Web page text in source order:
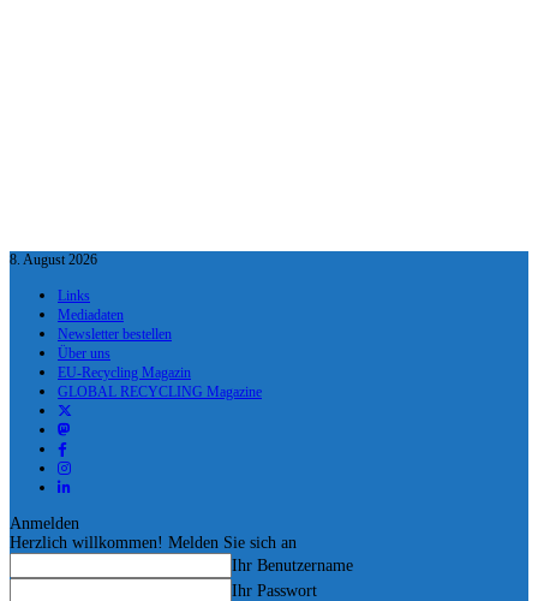
8. August 2026
Links
Mediadaten
Newsletter bestellen
Über uns
EU-Recycling Magazin
GLOBAL RECYCLING Magazine
Anmelden
Herzlich willkommen! Melden Sie sich an
Ihr Benutzername
Ihr Passwort